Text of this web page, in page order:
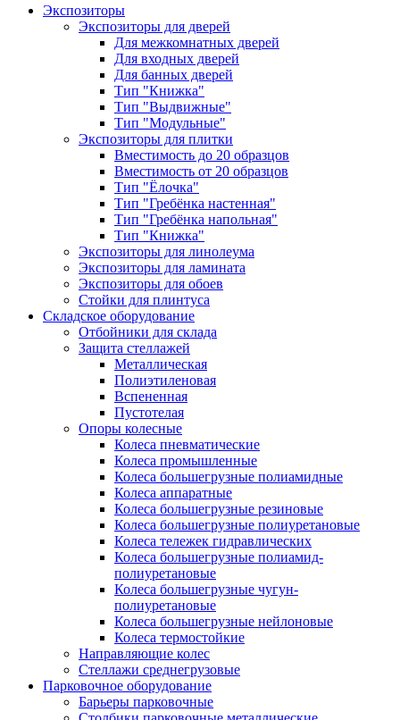
Экспозиторы
Экспозиторы для дверей
Для межкомнатных дверей
Для входных дверей
Для банных дверей
Тип "Книжка"
Тип "Выдвижные"
Тип "Модульные"
Экспозиторы для плитки
Вместимость до 20 образцов
Вместимость от 20 образцов
Тип "Ёлочка"
Тип "Гребёнка настенная"
Тип "Гребёнка напольная"
Тип "Книжка"
Экспозиторы для линолеума
Экспозиторы для ламината
Экспозиторы для обоев
Стойки для плинтуса
Складское оборудование
Отбойники для склада
Защита стеллажей
Металлическая
Полиэтиленовая
Вспененная
Пустотелая
Опоры колесные
Колеса пневматические
Колеса промышленные
Колеса большегрузные полиамидные
Колеса аппаратные
Колеса большегрузные резиновые
Колеса большегрузные полиуретановые
Колеса тележек гидравлических
Колеса большегрузные полиамид-
полиуретановые
Колеса большегрузные чугун-
полиуретановые
Колеса большегрузные нейлоновые
Колеса термостойкие
Направляющие колес
Стеллажи среднегрузовые
Парковочное оборудование
Барьеры парковочные